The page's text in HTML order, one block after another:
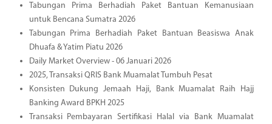
Tabungan Prima Berhadiah Paket Bantuan Kemanusiaan
untuk Bencana Sumatra 2026
Tabungan Prima Berhadiah Paket Bantuan Beasiswa Anak
Dhuafa & Yatim Piatu 2026
Daily Market Overview - 06 Januari 2026
2025, Transaksi QRIS Bank Muamalat Tumbuh Pesat
Konsisten Dukung Jemaah Haji, Bank Muamalat Raih Hajj
Banking Award BPKH 2025
Transaksi Pembayaran Sertifikasi Halal via Bank Muamalat